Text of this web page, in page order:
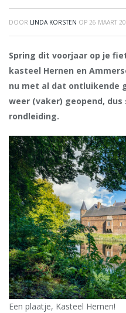
DOOR LINDA KORSTEN OP 26 MAART
Spring dit voorjaar op je
kasteel Hernen en
nu met al dat ontluikende
weer (vaker) geopend,
rondleiding.
Een plaatje, Kasteel Hernen!